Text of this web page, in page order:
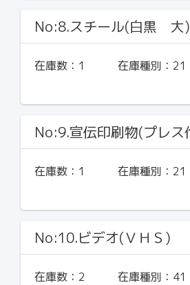
No:8.スチール(白黒 大)
在庫数： 1 在庫種別： 21
No:9.宣伝印刷物(プレス
在庫数： 1 在庫種別： 21
No:10.ビデオ(ＶＨＳ)
在庫数： 2 在庫種別： 41